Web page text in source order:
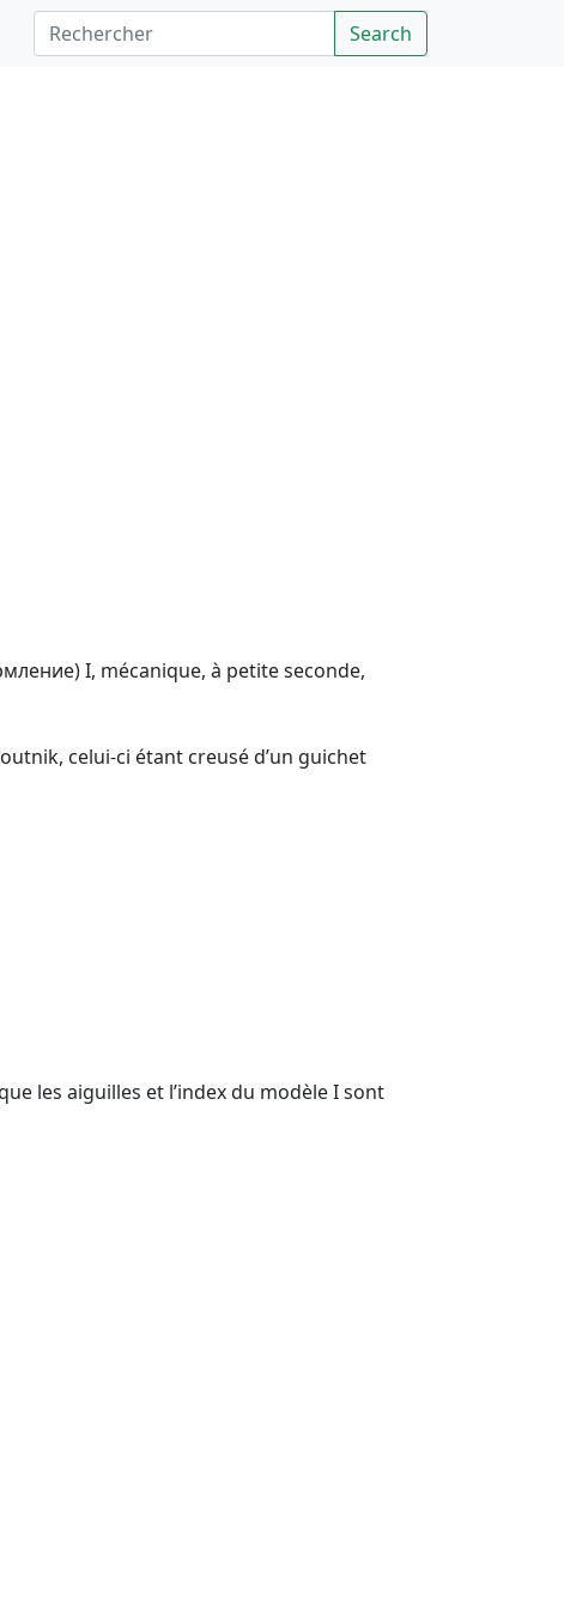
Rechercher
Search
I, mécanique, à petite seconde,
celui-ci étant creusé d’un guichet
les aiguilles et l’index du modèle I sont